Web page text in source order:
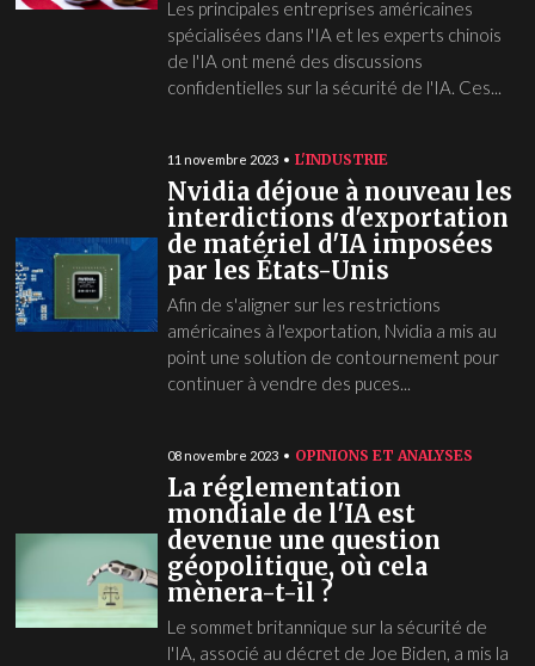
Les principales entreprises américaines
spécialisées dans l'IA et les experts chinois
de l'IA ont mené des discussions
confidentielles sur la sécurité de l'IA. Ces...
11 novembre 2023 L'INDUSTRIE
Nvidia déjoue à nouveau les
interdictions d'exportation
de matériel d'IA imposées
par les États-Unis
Afin de s'aligner sur les restrictions
américaines à l'exportation, Nvidia a mis au
point une solution de contournement pour
continuer à vendre des puces...
08 novembre 2023 OPINIONS ET ANALYSES
La réglementation
mondiale de l'IA est
devenue une question
géopolitique, où cela
mènera-t-il ?
Le sommet britannique sur la sécurité de
l'IA, associé au décret de Joe Biden, a mis la